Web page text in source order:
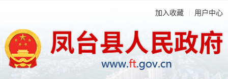
加入收藏 用户中心